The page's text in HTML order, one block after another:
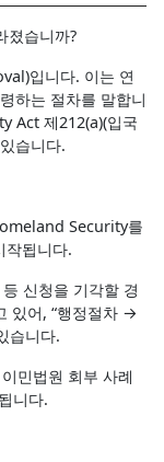
졌습니까?
입니다. 이는 연
하는 절차를 말합니
Act 제212(a)(입국
습니다.
Security를
됩니다.
신청을 기각할 경
있어, “행정절차 →
습니다.
민법원 회부 사례
니다.